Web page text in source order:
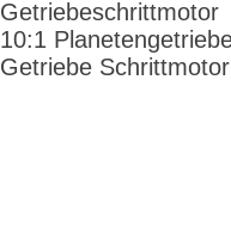
Getriebeschrittmotor
10:1
Getriebe Schrittmotor